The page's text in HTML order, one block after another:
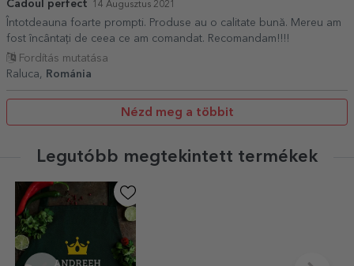
Cadoul perfect 14 Augusztus 2021
Întotdeauna foarte prompti. Produse au o calitate bună. Mereu am
fost încântați de ceea ce am comandat. Recomandam!!!!
Fordítás mutatása
Raluca,
Románia
Nézd meg a többit
Legutóbb megtekintett termékek